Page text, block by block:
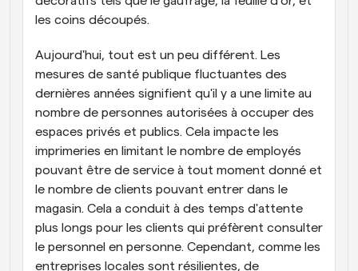
les coins découpés.
Aujourd'hui, tout est un peu différent. Les
mesures de santé publique fluctuantes des
dernières années signifient qu'il y a une limite au
nombre de personnes autorisées à occuper des
espaces privés et publics. Cela impacte les
imprimeries en limitant le nombre de employés
pouvant être de service à tout moment donné et
le nombre de clients pouvant entrer dans le
magasin. Cela a conduit à des temps d'attente
plus longs pour les clients qui préfèrent consulter
le personnel en personne. Cependant, comme les
entreprises locales sont résilientes, de